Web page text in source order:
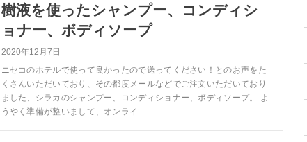
樹液を使ったシャンプー、コンディシ
ョナー、ボディソープ
2020年12月7日
ニセコのホテルで使って良かったので送ってください！とのお声をた
くさんいただいており、その都度メールなどでご注文いただいており
ました、シラカのシャンプー、コンディショナー、ボディソープ。 よ
うやく準備が整いまして、オンライ…